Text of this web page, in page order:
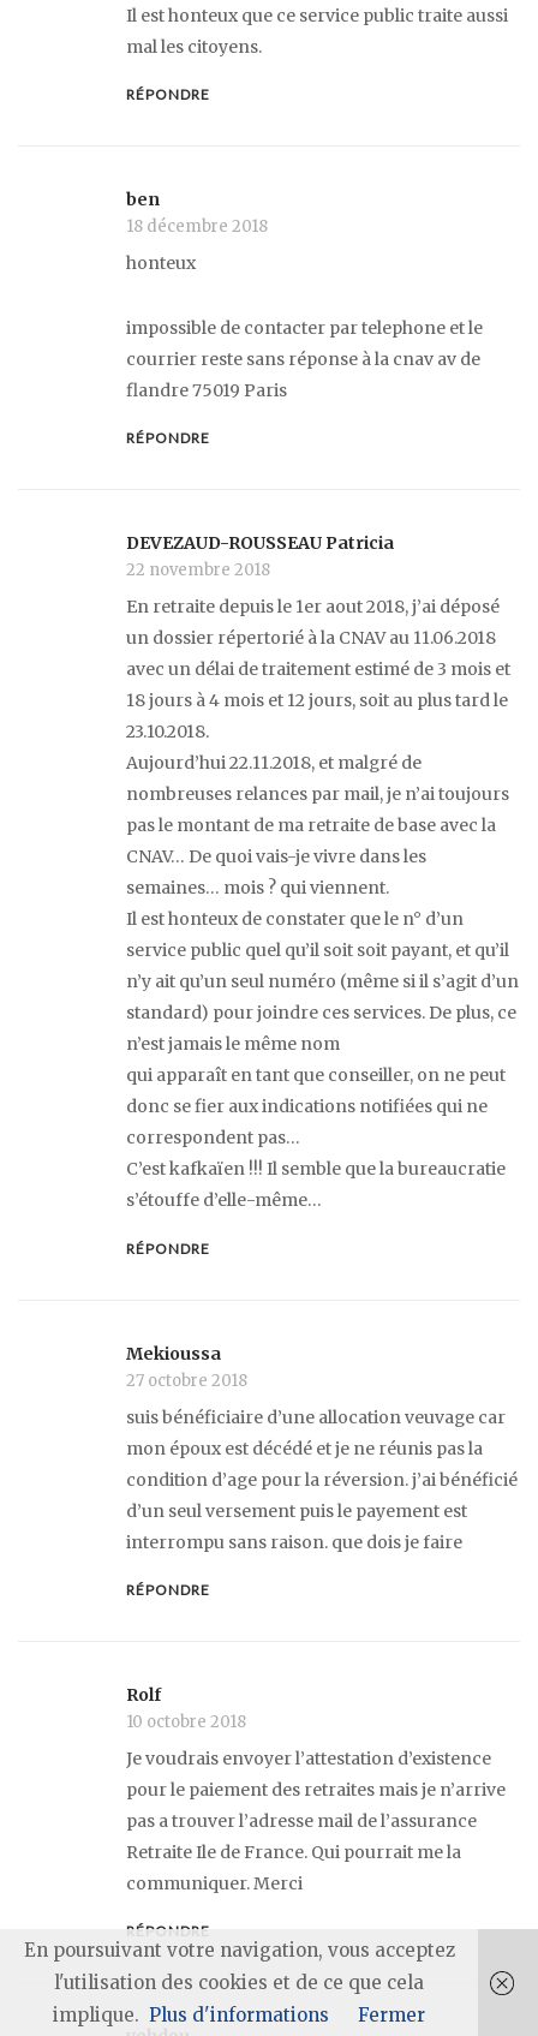
Il est honteux que ce service public traite aussi
mal les citoyens.
RÉPONDRE
ben
18 décembre 2018
honteux
impossible de contacter par telephone et le
courrier reste sans réponse à la cnav av de
flandre 75019 Paris
RÉPONDRE
DEVEZAUD-ROUSSEAU Patricia
22 novembre 2018
En retraite depuis le 1er aout 2018, j’ai déposé
un dossier répertorié à la CNAV au 11.06.2018
avec un délai de traitement estimé de 3 mois et
18 jours à 4 mois et 12 jours, soit au plus tard le
23.10.2018.
Aujourd’hui 22.11.2018, et malgré de
nombreuses relances par mail, je n’ai toujours
pas le montant de ma retraite de base avec la
CNAV… De quoi vais-je vivre dans les
semaines… mois ? qui viennent.
Il est honteux de constater que le n° d’un
service public quel qu’il soit soit payant, et qu’il
n’y ait qu’un seul numéro (même si il s’agit d’un
standard) pour joindre ces services. De plus, ce
n’est jamais le même nom
qui apparaît en tant que conseiller, on ne peut
donc se fier aux indications notifiées qui ne
correspondent pas…
C’est kafkaïen !!! Il semble que la bureaucratie
s’étouffe d’elle-même…
RÉPONDRE
Mekioussa
27 octobre 2018
suis bénéficiaire d’une allocation veuvage car
mon époux est décédé et je ne réunis pas la
condition d’age pour la réversion. j’ai bénéficié
d’un seul versement puis le payement est
interrompu sans raison. que dois je faire
RÉPONDRE
Rolf
10 octobre 2018
Je voudrais envoyer l’attestation d’existence
pour le paiement des retraites mais je n’arrive
pas a trouver l’adresse mail de l’assurance
Retraite Ile de France. Qui pourrait me la
communiquer. Merci
RÉPONDRE
En poursuivant votre navigation, vous acceptez
l'utilisation des cookies et de ce que cela
implique. Plus d'informations Fermer